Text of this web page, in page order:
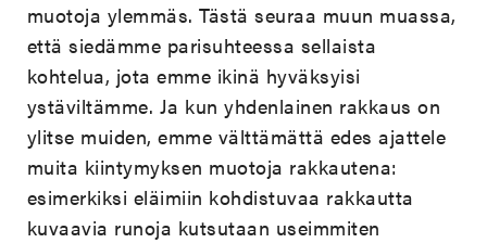
muotoja ylemmäs. Tästä seuraa muun muassa,
että siedämme parisuhteessa sellaista
kohtelua, jota emme ikinä hyväksyisi
ystäviltämme. Ja kun yhdenlainen rakkaus on
ylitse muiden, emme välttämättä edes ajattele
muita kiintymyksen muotoja rakkautena:
esimerkiksi eläimiin kohdistuvaa rakkautta
kuvaavia runoja kutsutaan useimmiten